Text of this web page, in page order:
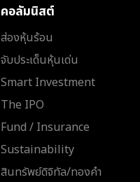
คอลัมนิสต์
ส่องหุ้นร้อน
จับประเด็นหุ้นเด่น
Smart Investment
The IPO
Fund / Insurance
Sustainability
สินทรัพย์ดิจิทัล/ทองคำ